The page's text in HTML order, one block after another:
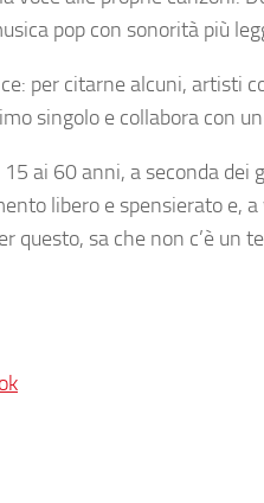
pop con sonorità più
per citarne alcuni, artisti
singolo e collabora con
ai 60 anni, a seconda dei
libero e spensierato e,
questo, sa che non c’è un